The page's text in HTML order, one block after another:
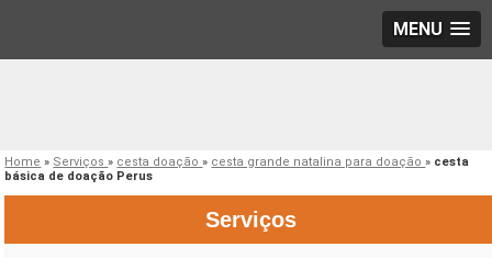
MENU
Home » Serviços» cesta doação» cesta grande natalina para doação» cesta
básica de doação Perus
Serviços